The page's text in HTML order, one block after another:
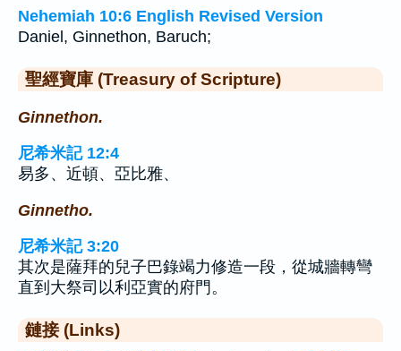
Nehemiah 10:6 English Revised Version
Daniel, Ginnethon, Baruch;
聖經寶庫 (Treasury of Scripture)
Ginnethon.
尼希米記 12:4
易多、近頓、亞比雅、
Ginnetho.
尼希米記 3:20
其次是薩拜的兒子巴錄竭力修造一段，從城牆轉彎
直到大祭司以利亞實的府門。
鏈接 (Links)